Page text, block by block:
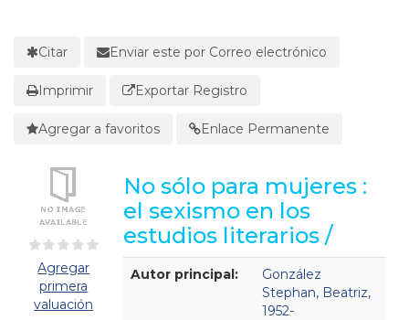
Citar Enviar este por Correo electrónico
Imprimir Exportar Registro
Agregar a favoritos Enlace Permanente
Agregar
primera
valuación
No sólo para mujeres :
el sexismo en los
estudios literarios /
Detalles Bibliográficos
Autor principal:
González
Stephan, Beatriz,
1952-